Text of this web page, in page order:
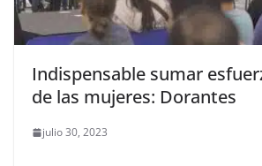
Indispensable sumar
de las mujeres: Dorantes
julio 30, 2023